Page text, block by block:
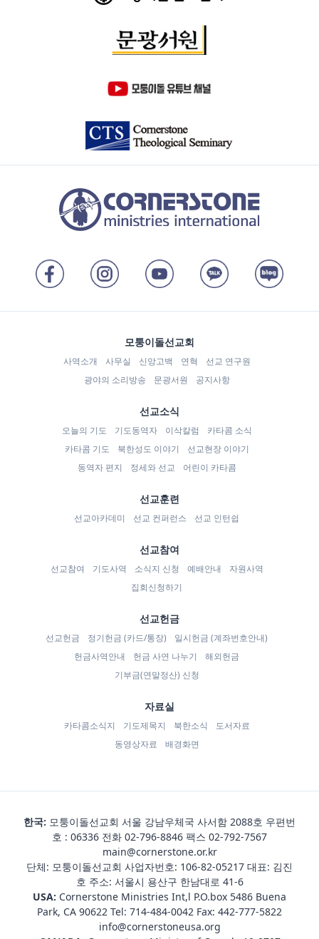
모퉁이돌선교회
사역소개 사무실 신앙고백 연혁
선교 연구원
광야의 소리방송
문광서원 공지사항
선교소식
오늘의 기도 기도동역자 이삭칼럼
카타콤 소식
카타콤 기도
북한성도 이야기
선교현장 이야기
동역자 편지
정세와 선교 어린이 카타콤
선교훈련
선교아카데미 선교 컨퍼런스 선교 인턴쉽
선교참여
선교참여 기도사역 소식지 신청 예배안내
자원사역
집회신청하기
선교헌금
선교헌금 정기헌금 (카드/통장)
일시헌금 (계좌번호안내)
헌금사역안내
헌금 사연 나누기
해외헌금
기부금(연말정산) 신청
자료실
카타콤소식지 기도제목지 북한소식
도서자료
동영상자료
배경화면
한국: 모퉁이돌선교회 서울 강남우체국 사서함 2088호 우편번
호 : 06336 전화 02-796-8846 팩스 02-792-7567
main@cornerstone.or.kr
단체: 모퉁이돌선교회 사업자번호: 106-82-05217 대표: 김진
호 주소: 서울시 용산구 한남대로 41-6
USA: Cornerstone Ministries Int,l P.O.box 5486 Buena
Park, CA 90622 Tel: 714-484-0042 Fax: 442-777-5822
info@cornerstoneusa.org